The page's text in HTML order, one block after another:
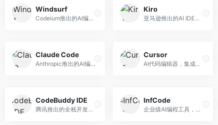
Windsurf
Codeium推出的AI编程工具，专注于代码智能辅助。面向开发者，提供代码补全、代码生成、代码解释等服务，多语言支持完善。
Kiro
亚马逊推出的AI IDE，深度整合AWS云服务。面向AWS开发者，提供代码生成、云服务集成、部署自动化等服务，与AWS生态无缝衔接。
Claude Code
Anthropic推出的AI编程工具，基于Claude模型。面向开发者，提供代码生成、代码审查、调试辅助等服务，代码质量高，推理能力强。
Cursor
AI代码编辑器，集成GPT-4模型，专注于智能编程辅助。面向开发者，提供代码生成、代码解释、错误修复等服务，编程体验流畅，开发效率高。
CodeBuddy IDE
腾讯推出的全栈开发AI IDE，整合腾讯云服务。面向开发者，提供代码生成、调试辅助、部署服务等功能，与腾讯云生态深度整合。
InfCode
企业级AI编程工具，专注于团队协作开发。面向企业开发团队，提供代码生成、代码审查、团队协作等服务，企业级功能完善。